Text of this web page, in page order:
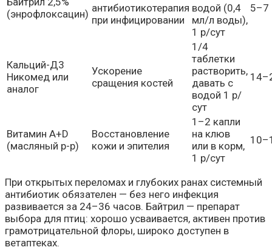
(энрофлоксацин) антибиотикотерапия
при инфицировании
водой (0,4
мл/л воды),
1 р/сут
5–7
Кальций-Д3
Никомед или
аналог
Ускорение
сращения костей
1/4
таблетки
растворить,
давать с
водой 1 р/
сут
Витамин А+D
(масляный р-р)
Восстановление
кожи и эпителия
1–2 капли
на клюв
или в корм,
1 р/сут
При открытых переломах и глубоких ранах системный
антибиотик обязателен — без него инфекция
развивается за 24–36 часов. Байтрил — препарат
выбора для птиц: хорошо усваивается, активен против
грамотрицательной флоры, широко доступен в
ветаптеках.